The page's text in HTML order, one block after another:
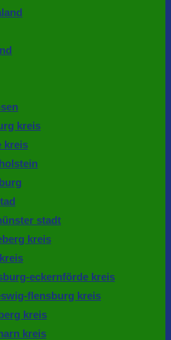
kreis
kreis
stadt
kreis
eckernförde kreis
flensburg kreis
kreis
kreis